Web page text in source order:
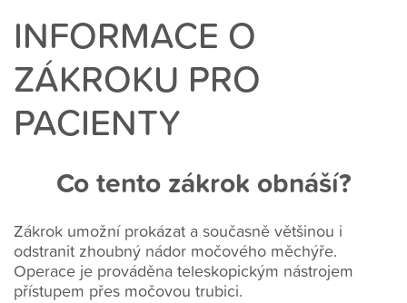
INFORMACE O
ZÁKROKU PRO
PACIENTY
Co tento zákrok obnáší?
Zákrok umožní prokázat a současně většinou i
odstranit zhoubný nádor močového měchýře.
Operace je prováděna teleskopickým nástrojem
přístupem přes močovou trubici.